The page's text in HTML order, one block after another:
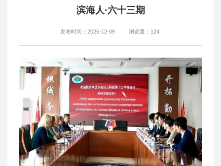
滨海人·六十三期
发布时间：2025-12-09 浏览量： 124